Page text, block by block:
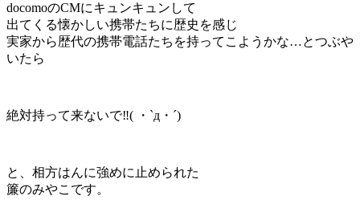
docomoのCMにキュンキュンして
出てくる懐かしい携帯たちに歴史を感じ
実家から歴代の携帯電話たちを持ってこようかな…とつぶや
いたら
絶対持って来ないで‼( ・`д・´)
と、相方はんに強めに止められた
簾のみやこです。